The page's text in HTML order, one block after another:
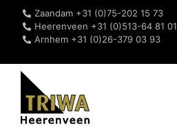
Zaandam +31 (0)75-202 15 73
Heerenveen +31 (0)513-64 81 01
Arnhem +31 (0)26-379 03 93